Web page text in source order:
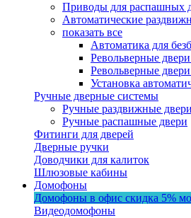
Приводы для распашных
Автоматические
показать все
Автоматика для
Револьверные
Револьверные
Установка
Ручные дверные системы
Ручные раздвижные двери
Ручные распашные двери
Фитинги для дверей
Дверные ручки
Доводчики для калиток
Шлюзовые кабины
Домофоны
Домофоны в офис скидка 5%
Видеодомофоны